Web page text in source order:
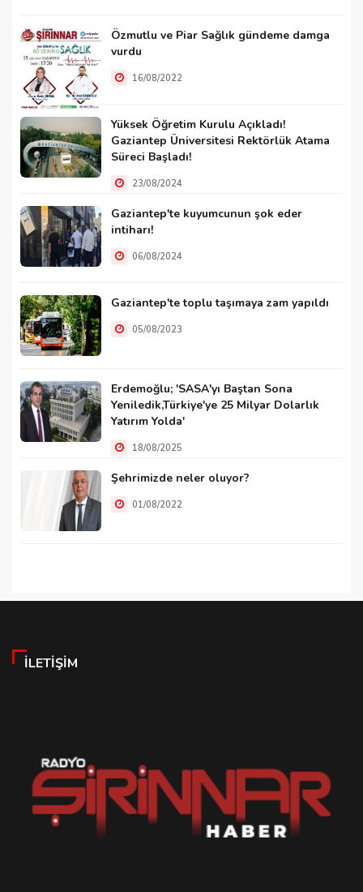
Özmutlu ve Piar Sağlık gündeme damga
vurdu
16/08/2022
Yüksek Öğretim Kurulu Açıkladı!
Gaziantep Üniversitesi Rektörlük Atama
Süreci Başladı!
23/08/2024
Gaziantep'te kuyumcunun şok eder
intiharı!
06/08/2024
Gaziantep'te toplu taşımaya zam yapıldı
05/08/2023
Erdemoğlu; 'SASA'yı Baştan Sona
Yeniledik,Türkiye'ye 25 Milyar Dolarlık
Yatırım Yolda'
18/08/2025
Şehrimizde neler oluyor?
01/08/2022
İLETIŞIM